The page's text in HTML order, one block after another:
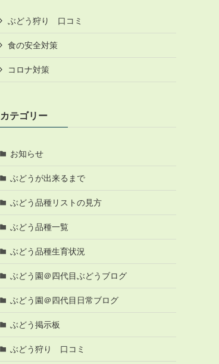
ぶどう狩り 口コミ
食の安全対策
コロナ対策
カテゴリー
お知らせ
ぶどうが出来るまで
ぶどう品種リストの見方
ぶどう品種一覧
ぶどう品種生育状況
ぶどう園＠四代目ぶどうブログ
ぶどう園＠四代目日常ブログ
ぶどう掲示板
ぶどう狩り 口コミ